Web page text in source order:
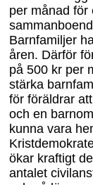
per månad för
Barnfamiljer
åren. Därför
på 500 kr per
stärka
för föräldrar
och en
kunna vara
ökar kraftigt
antalet